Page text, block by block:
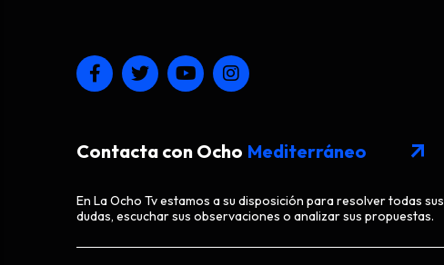
Contacta con Ocho Mediterráneo arrow_outward
En La Ocho Tv estamos a su disposición para resolver todas sus
dudas, escuchar sus observaciones o analizar sus propuestas.